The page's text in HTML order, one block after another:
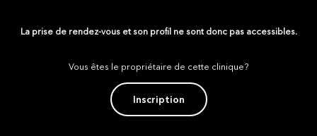
La prise de rendez-vous et son profil ne sont donc pas accessibles.
Vous êtes le propriétaire de cette clinique?
Inscription